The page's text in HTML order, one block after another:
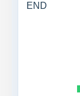
END